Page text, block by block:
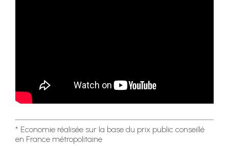
* Economie réalisée sur la base du prix public conseillé
en France métropolitaine